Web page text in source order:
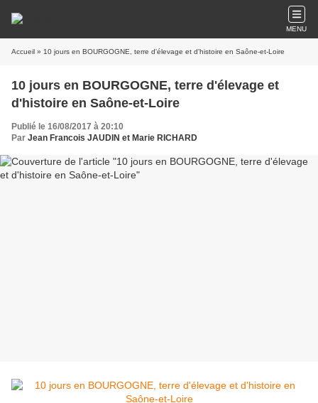
MENU
Accueil » 10 jours en BOURGOGNE, terre d'élevage et d'histoire en Saône-et-Loire
10 jours en BOURGOGNE, terre d'élevage et
d'histoire en Saône-et-Loire
Publié le 16/08/2017 à 20:10
Par Jean Francois JAUDIN et Marie RICHARD